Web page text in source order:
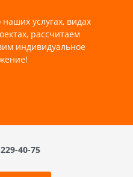
услугах, видах
рассчитаем
индивидуальное
40-75